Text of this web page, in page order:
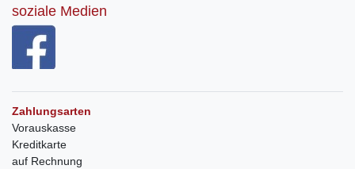
soziale Medien
Zahlungsarten
Vorauskasse
Kreditkarte
auf Rechnung